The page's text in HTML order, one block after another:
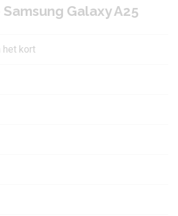
Galaxy A25
het kort